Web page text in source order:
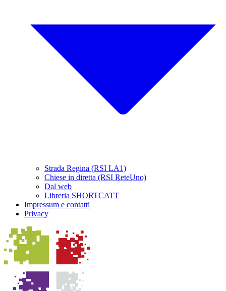
Strada Regina (RSI LA1)
Chiese in diretta (RSI ReteUno)
Dal web
Libreria SHORTCATT
Impressum e contatti
Privacy